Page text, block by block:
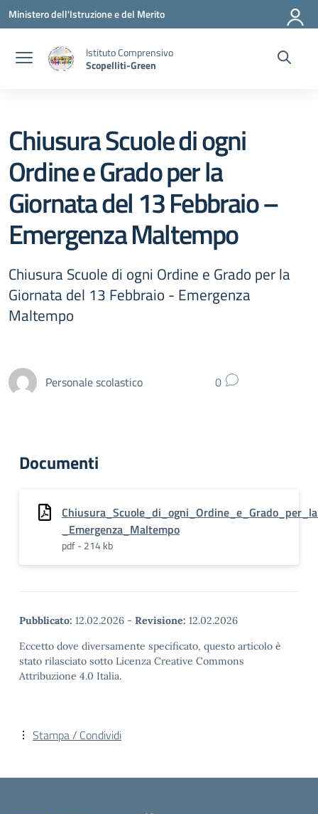
Vai ai contenuti
Vai al menu di navigazione
Vai al footer
Ministero dell'Istruzione e del Merito
Istituto Comprensivo
Scopelliti-Green
Chiusura Scuole di ogni
Ordine e Grado per la
Giornata del 13 Febbraio –
Emergenza Maltempo
Chiusura Scuole di ogni Ordine e Grado per la
Giornata del 13 Febbraio - Emergenza
Maltempo
Personale scolastico 0
Documenti
_Emergenza_Maltempo
pdf - 214 kb
Pubblicato: 12.02.2026 - Revisione: 12.02.2026
Eccetto dove diversamente specificato, questo articolo è
stato rilasciato sotto Licenza Creative Commons
Attribuzione 4.0 Italia.
Stampa / Condividi